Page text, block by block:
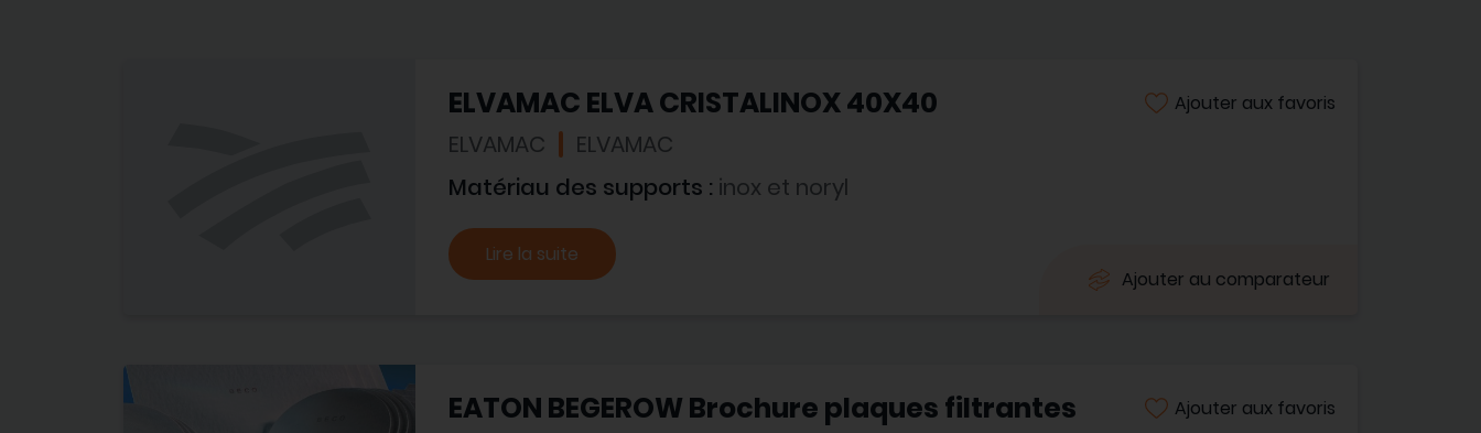
ELVAMAC ELVA CRISTALINOX 40X40
ELVAMAC ELVAMAC
Ajouter aux favoris
Matériau des supports : inox et noryl
Lire la suite
Ajouter au comparateur
EATON BEGEROW Brochure plaques filtrantes Ajouter aux favoris